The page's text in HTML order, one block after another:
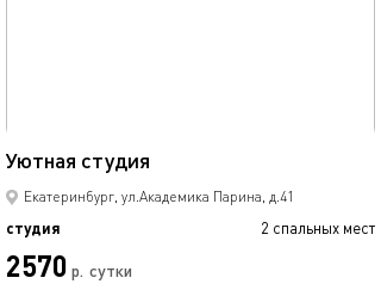
Уютная студия
Екатеринбург, ул.Академика Парина, д.41
студия 2 спальных мест
2570 р. сутки